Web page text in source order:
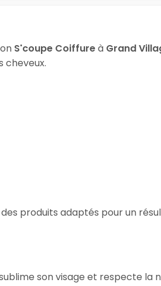
S'coupe Coiffureà Grand
cheveux.
produits adaptés pour un
son visage et respecte la